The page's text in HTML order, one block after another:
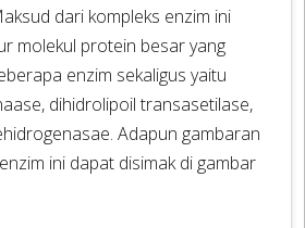
dari kompleks enzim ini
molekul protein besar yang
enzim sekaligus yaitu
dihidrolipoil transasetilase,
Adapun gambaran
ini dapat disimak di gambar